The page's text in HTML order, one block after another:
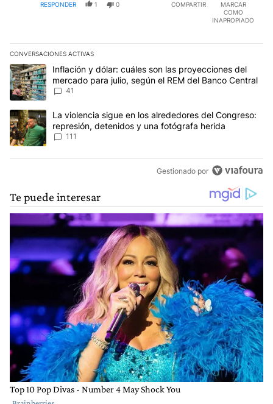
RESPONDER 1 0 COMPARTIR
MARCAR
COMO
INAPROPIADO
CONVERSACIONES ACTIVAS
Este listado muestra los artículos con más comentarios en los
Un artículo de tendencia con el título "Inflación y dólar: cuáles
Inflación y dólar: cuáles son las proyecciones del
mercado para julio, según el REM del Banco Central
41
Un artículo de tendencia con el título "La violencia sigue en los
La violencia sigue en los alrededores del Congreso:
represión, detenidos y una fotógrafa herida
111
Gestionado por